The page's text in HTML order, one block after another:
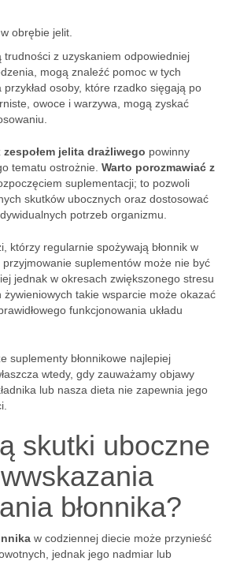
obrębie jelit.
trudności z uzyskaniem odpowiedniej
mogą znaleźć pomoc w tych
osoby, które rzadko sięgają po
owoce i warzywa, mogą zyskać
zespołem jelita drażliwego powinny
tematu ostrożnie. Warto porozmawiać z
suplementacji; to pozwoli
skutków ubocznych oraz dostosować
potrzeb organizmu.
którzy regularnie spożywają błonnik w
suplementów może nie być
jednak w okresach zwiększonego stresu
żywieniowych takie wsparcie może okazać
funkcjonowania układu
suplementy błonnikowe najlepiej
wtedy, gdy zauważamy objawy
lub nasza dieta nie zapewnia jego
skutki uboczne
błonnika?
w codziennej diecie może przynieść
jednak jego nadmiar lub